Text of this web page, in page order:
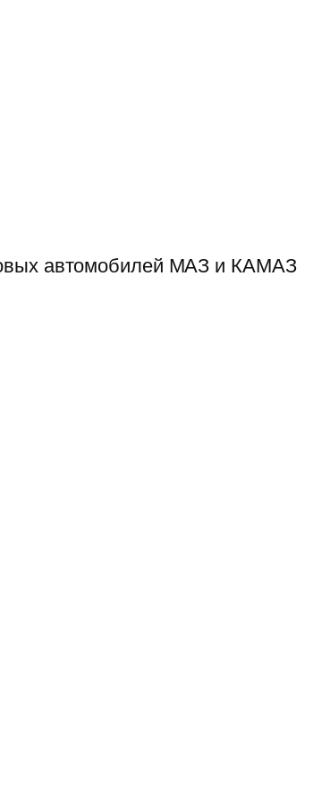
автомобилей МАЗ и КАМАЗ